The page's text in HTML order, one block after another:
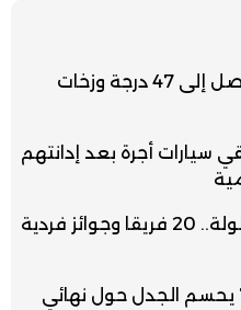
الأرصاد تحذر من موجة حر تصل إلى 47 درجة وزخات
سيارات أجرة بعد إدانتهم
مقترحات لإعادة هيكلة البطولة.. 20 فريقا وجوائز فردية
يحسم الجدل حول نهائي